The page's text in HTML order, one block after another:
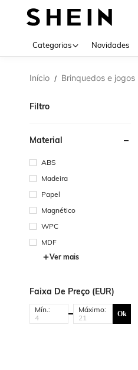
Categorias Novidades
Início / Brinquedos e jogos
Filtro
Material
ABS
Madeira
Papel
Magnético
WPC
MDF
Ver mais
Faixa De Preço (EUR)
Mín.: Máximo: Ok